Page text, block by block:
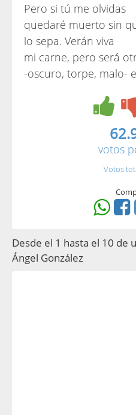
Pero si tú me olvidas
quedaré muerto sin
lo sepa. Verán viva
mi carne, pero será
-oscuro, torpe, malo-
votos
Votos
Desde el 1 hasta el 10 de
Ángel González